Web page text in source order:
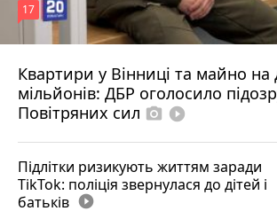
Квартири у Вінниці та майно на
мільйонів: ДБР оголосило
Повітряних сил photo_camera play_circle_filled
17
6 серпня 2026 р.
Підлітки ризикують життям заради
TikTok: поліція звернулася до дітей і
батьків play_circle_filled